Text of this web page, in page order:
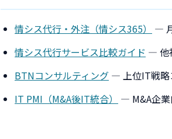
情シス代行・外注（情シス365）
—
情シス代行サービス比較ガイド — 他
BTNコンサルティング — 上位IT戦略
IT PMI（M&A後IT統合）
— M&A企業